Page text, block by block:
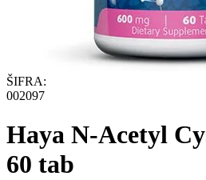
ŠIFRA:
002097
Haya N-Acetyl
60 tab